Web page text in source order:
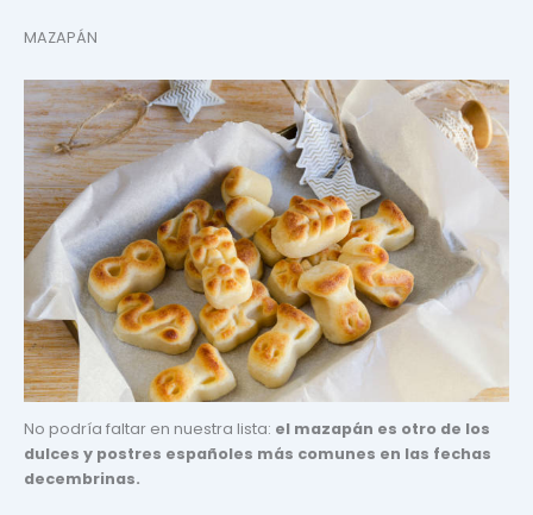
MAZAPÁN
No podría faltar en nuestra lista: el mazapán es otro de los
dulces y postres españoles más comunes en las fechas
decembrinas.